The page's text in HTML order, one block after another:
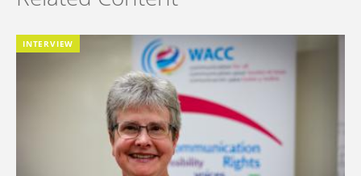
INTERVIEW